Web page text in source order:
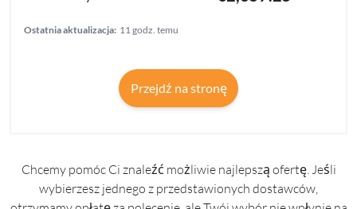
Ostatnia aktualizacja: 11 godz. temu
Przejdź na stronę
Chcemy pomóc Ci znaleźć możliwie najlepszą ofertę. Jeśli
wybierzesz jednego z przedstawionych dostawców,